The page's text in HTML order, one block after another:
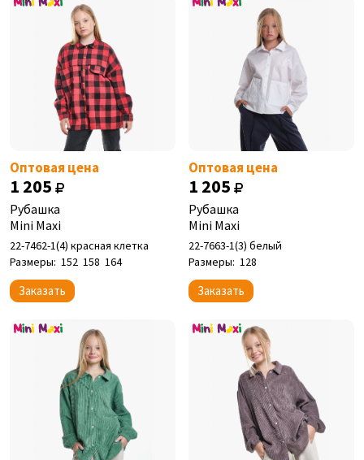
Оптовая цена
1 205
Рубашка
Mini Maxi
22-7462-1(4) красная клетка
Размеры: 152 158 164
Заказать
Оптовая цена
1 205
Рубашка
Mini Maxi
22-7663-1(3) белый
Размеры: 128
Заказать